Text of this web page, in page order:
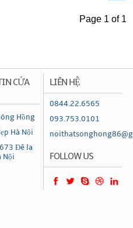
Page 1 of 1
CỬA
Hồng
Hà Nội
Đê la
Nội
LIÊN HỆ
0844.22.6565
093.753.0101
FOLLOW US